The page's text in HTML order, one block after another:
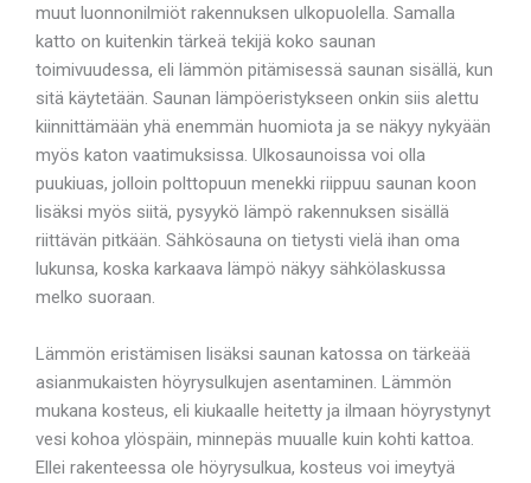
muut luonnonilmiöt rakennuksen ulkopuolella. Samalla
katto on kuitenkin tärkeä tekijä koko saunan
toimivuudessa, eli lämmön pitämisessä saunan sisällä, kun
sitä käytetään. Saunan lämpöeristykseen onkin siis alettu
kiinnittämään yhä enemmän huomiota ja se näkyy nykyään
myös katon vaatimuksissa. Ulkosaunoissa voi olla
puukiuas, jolloin polttopuun menekki riippuu saunan koon
lisäksi myös siitä, pysyykö lämpö rakennuksen sisällä
riittävän pitkään. Sähkösauna on tietysti vielä ihan oma
lukunsa, koska karkaava lämpö näkyy sähkölaskussa
melko suoraan.
Lämmön eristämisen lisäksi saunan katossa on tärkeää
asianmukaisten höyrysulkujen asentaminen. Lämmön
mukana kosteus, eli kiukaalle heitetty ja ilmaan höyrystynyt
vesi kohoa ylöspäin, minnepäs muualle kuin kohti kattoa.
Ellei rakenteessa ole höyrysulkua, kosteus voi imeytyä